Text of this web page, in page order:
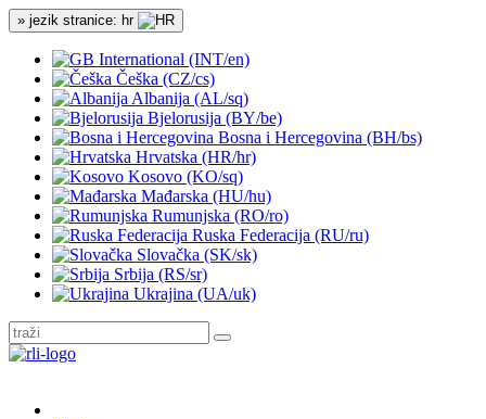
» jezik stranice: hr
International (INT/en)
Češka (CZ/cs)
Albanija (AL/sq)
Bjelorusija (BY/be)
Bosna i Hercegovina (BH/bs)
Hrvatska (HR/hr)
Kosovo (KO/sq)
Mađarska (HU/hu)
Rumunjska (RO/ro)
Ruska Federacija (RU/ru)
Slovačka (SK/sk)
Srbija (RS/sr)
Ukrajina (UA/uk)